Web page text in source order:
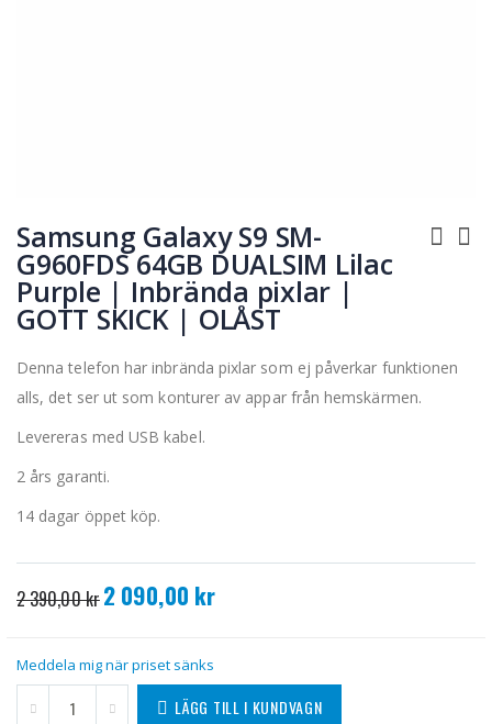
till
början
av
bildgalleriet
Samsung Galaxy S9 SM-
G960FDS 64GB DUALSIM Lilac
Purple | Inbrända pixlar |
GOTT SKICK | OLÅST
Denna telefon har inbrända pixlar som ej påverkar funktionen
alls, det ser ut som konturer av appar från hemskärmen.
Levereras med USB kabel.
2 års garanti.
14 dagar öppet köp.
2 390,00 kr Specialpris
2 090,00 kr
Meddela mig när priset sänks
LÄGG TILL I KUNDVAGN